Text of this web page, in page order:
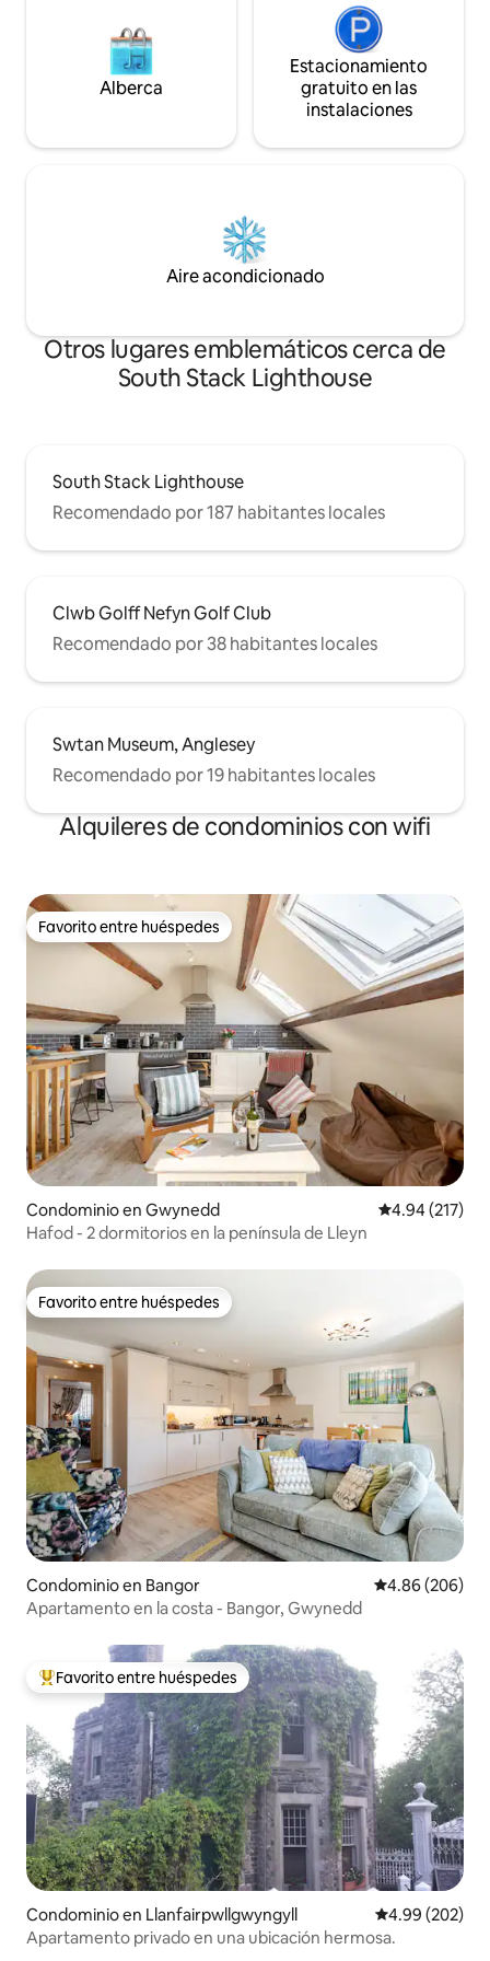
Alberca
Estacionamiento
gratuito en las
instalaciones
Aire acondicionado
Otros lugares emblemáticos cerca de
South Stack Lighthouse
South Stack Lighthouse
Recomendado por 187 habitantes locales
Clwb Golff Nefyn Golf Club
Recomendado por 38 habitantes locales
Swtan Museum, Anglesey
Recomendado por 19 habitantes locales
Alquileres de condominios con wifi
Favorito entre huéspedes
Favorito entre huéspedes
Condominio en Gwynedd Calificación
4.94 (217)
Hafod - 2 dormitorios en la península de Lleyn
Favorito entre huéspedes
Favorito entre huéspedes
Condominio en Bangor Calificación
4.86 (206)
Apartamento en la costa - Bangor, Gwynedd
De los mejores en Favorito entre huéspedes
Favorito entre huéspedes
Condominio en Llanfairpwllgwyngyll Calificación
4.99 (202)
Apartamento privado en una ubicación hermosa.